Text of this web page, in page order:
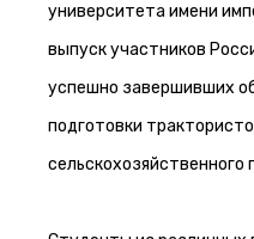
университета имени
выпуск участников
успешно завершивших
подготовки
сельскохозяйственного